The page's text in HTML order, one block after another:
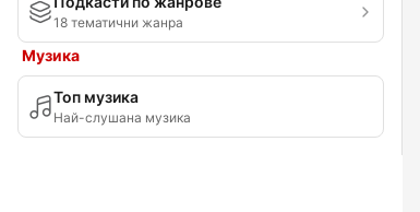
18 тематични жанра
Музика
Топ музика
Най-слушана музика